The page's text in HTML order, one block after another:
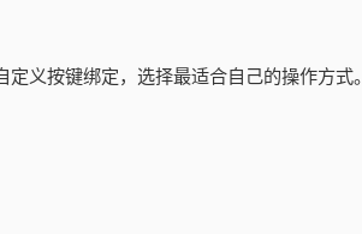
义按键绑定，选择最适合自己的操作方式。